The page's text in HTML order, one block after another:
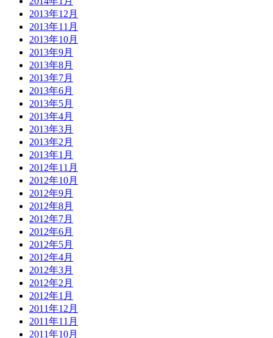
2013年12月
2013年11月
2013年10月
2013年9月
2013年8月
2013年7月
2013年6月
2013年5月
2013年4月
2013年3月
2013年2月
2013年1月
2012年11月
2012年10月
2012年9月
2012年8月
2012年7月
2012年6月
2012年5月
2012年4月
2012年3月
2012年2月
2012年1月
2011年12月
2011年11月
2011年10月